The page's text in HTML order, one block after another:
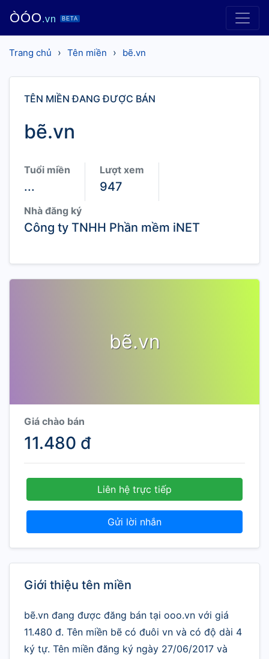
ÒÓO.vn BETA
Trang chủ › Tên miền › bẽ.vn
TÊN MIỀN ĐANG ĐƯỢC BÁN
bẽ.vn
Tuổi miền
...
Lượt xem
947
Nhà đăng ký
Công ty TNHH Phần mềm iNET
bẽ.vn
Giá chào bán
11.480 đ
Liên hệ trực tiếp
Gửi lời nhắn
Giới thiệu tên miền
bẽ.vn đang được đăng bán tại ooo.vn với giá
11.480 đ. Tên miền bẽ có đuôi vn và có độ dài 4
ký tự. Tên miền đăng ký ngày 27/06/2017 và